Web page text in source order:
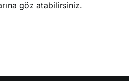
göz atabilirsiniz.